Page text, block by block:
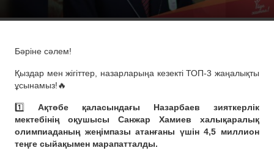
Бәріне сәлем!
Қыздар мен жігіттер, назарларыңа кезекті ТОП-3 жаңалықты
ұсынамыз!🔥
1️⃣ Ақтөбе қаласындағы Назарбаев зияткерлік
мектебінің оқушысы Санжар Хамиев халықаралық
олимпиаданың жеңімпазы атанғаны үшін 4,5 миллион
теңге сыйақымен марапатталды.